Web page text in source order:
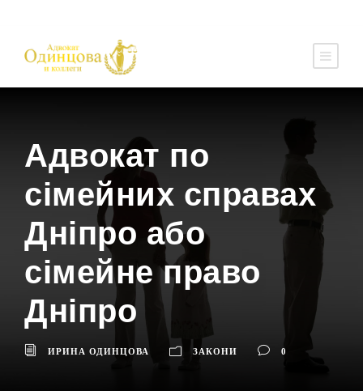
Адвокат по
сімейних справах
Дніпро або
сімейне право
Дніпро
ИРИНА ОДИНЦОВА ЗАКОНИ 0